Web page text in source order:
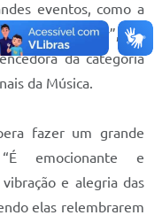
eventos, como a
Rhapsody”, em
da categoria
da Música.
fazer um grande
emocionante e
e alegria das
elas relembrarem